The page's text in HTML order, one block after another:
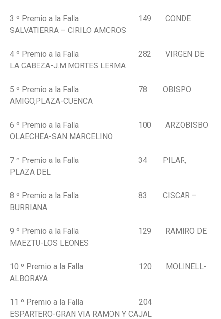
3 º Premio a la Falla 149 CONDE
SALVATIERRA – CIRILO AMOROS
4 º Premio a la Falla 282 VIRGEN DE
LA CABEZA-J.M.MORTES LERMA
5 º Premio a la Falla 78 OBISPO
AMIGO,PLAZA-CUENCA
6 º Premio a la Falla 100 ARZOBISBO
OLAECHEA-SAN MARCELINO
7 º Premio a la Falla 34 PILAR,
PLAZA DEL
8 º Premio a la Falla 83 CISCAR –
BURRIANA
9 º Premio a la Falla 129 RAMIRO DE
MAEZTU-LOS LEONES
10 º Premio a la Falla 120 MOLINELL-
ALBORAYA
11 º Premio a la Falla 204
ESPARTERO-GRAN VIA RAMON Y CAJAL